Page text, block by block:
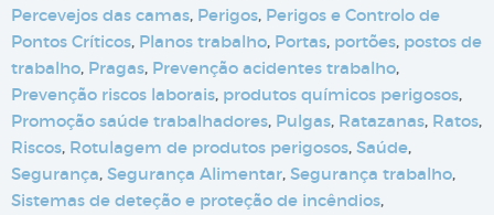
Percevejos das camas, Perigos, Perigos e Controlo de
Pontos Críticos, Planos trabalho, Portas, portões, postos de
trabalho, Pragas, Prevenção acidentes trabalho,
Prevenção riscos laborais, produtos químicos perigosos,
Promoção saúde trabalhadores, Pulgas, Ratazanas, Ratos,
Riscos, Rotulagem de produtos perigosos, Saúde,
Segurança, Segurança Alimentar, Segurança trabalho,
Sistemas de deteção e proteção de incêndios,